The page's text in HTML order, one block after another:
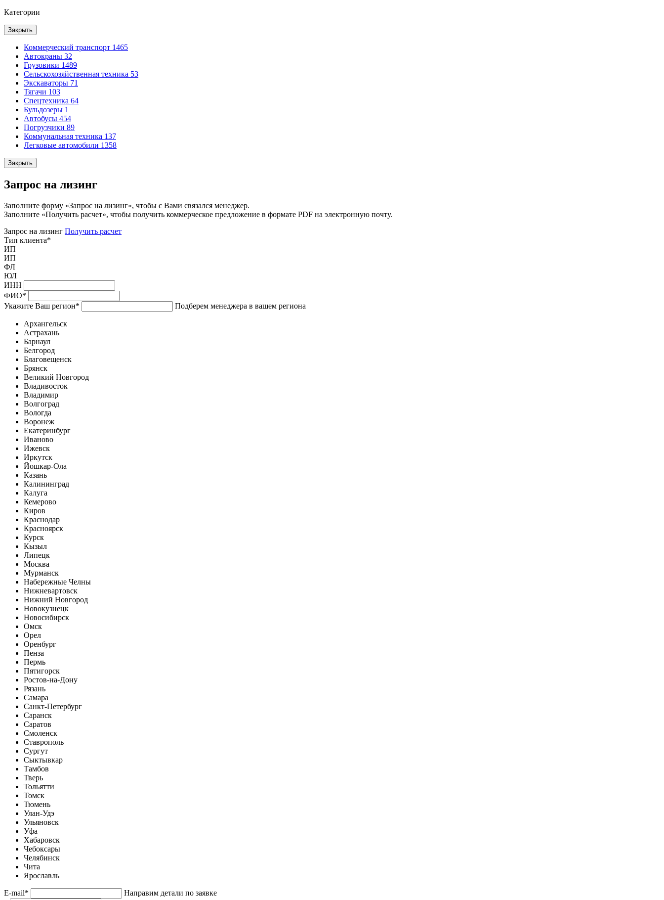
Категории
Закрыть
Коммерческий транспорт 1465
Автокраны 32
Грузовики 1489
Сельскохозяйственная техника 53
Экскаваторы 71
Тягачи 103
Спецтехника 64
Бульдозеры 1
Автобусы 454
Погрузчики 89
Коммунальная техника 137
Легковые автомобили 1358
Закрыть
Запрос на лизинг
Заполните форму «Запрос на лизинг», чтобы с Вами связался менеджер.
Заполните «Получить расчет», чтобы получить коммерческое предложение в формате PDF на электронную почту.
Запрос на лизинг Получить расчет
Тип клиента*
ИП
ИП
ФЛ
ЮЛ
ИНН
ФИО*
Укажите Ваш регион* Подберем менеджера в вашем региона
Архангельск
Астрахань
Барнаул
Белгород
Благовещенск
Брянск
Великий Новгород
Владивосток
Владимир
Волгоград
Вологда
Воронеж
Екатеринбург
Иваново
Ижевск
Иркутск
Йошкар-Ола
Казань
Калининград
Калуга
Кемерово
Киров
Краснодар
Красноярск
Курск
Кызыл
Липецк
Москва
Мурманск
Набережные Челны
Нижневартовск
Нижний Новгород
Новокузнецк
Новосибирск
Омск
Орел
Оренбург
Пенза
Пермь
Пятигорск
Ростов-на-Дону
Рязань
Самара
Санкт-Петербург
Саранск
Саратов
Смоленск
Ставрополь
Сургут
Сыктывкар
Тамбов
Тверь
Тольятти
Томск
Тюмень
Улан-Удэ
Ульяновск
Уфа
Хабаровск
Чебоксары
Челябинск
Чита
Ярославль
E-mail*
Направим детали по заявке